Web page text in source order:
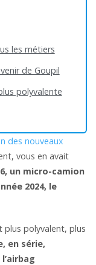
les métiers
de Goupil
polyvalente
des nouveaux
vous en avait
un micro-camion
2024, le
plus polyvalent, plus
en série,
l’airbag